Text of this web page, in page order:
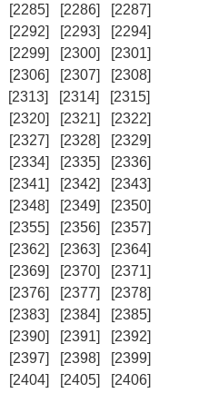
[2285] [2286]
[2287]
[2292] [2293]
[2294]
[2299] [2300]
[2301]
[2306] [2307]
[2308]
[2313] [2314]
[2315]
[2320] [2321]
[2322]
[2327] [2328]
[2329]
[2334] [2335]
[2336]
[2341] [2342]
[2343]
[2348] [2349]
[2350]
[2355] [2356]
[2357]
[2362] [2363]
[2364]
[2369] [2370]
[2371]
[2376] [2377]
[2378]
[2383] [2384]
[2385]
[2390] [2391]
[2392]
[2397] [2398]
[2399]
[2404] [2405]
[2406]